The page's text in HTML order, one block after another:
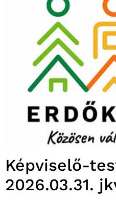
Képviselő-
2026.03.31.